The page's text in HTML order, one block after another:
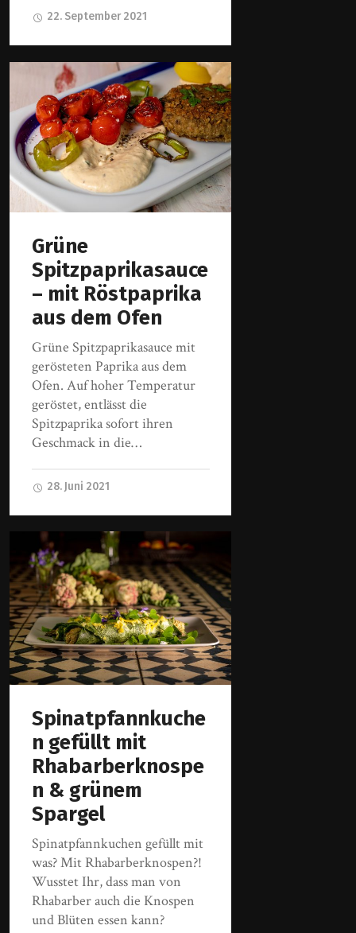
22. September 2021
Grüne
Spitzpaprikasauce
– mit Röstpaprika
aus dem Ofen
Grüne Spitzpaprikasauce mit
gerösteten Paprika aus dem
Ofen. Auf hoher Temperatur
geröstet, entlässt die
Spitzpaprika sofort ihren
Geschmack in die…
28. Juni 2021
Spinatpfannkuche
n gefüllt mit
Rhabarberknospe
n & grünem
Spargel
Spinatpfannkuchen gefüllt mit
was? Mit Rhabarberknospen?!
Wusstet Ihr, dass man von
Rhabarber auch die Knospen
und Blüten essen kann?